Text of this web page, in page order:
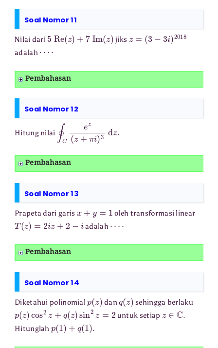
Soal Nomor 11
Nilai dari 5 Re ( z) + Im z jiks 3−3 2018
adalah
Pembahasan
Soal Nomor 12
Hitung nilai ∮C +π dz
Pembahasan
Soal Nomor 13
Prapeta dari garis +y oleh transformasi linear
T(z ) z+ − adalah
Pembahasan
Soal Nomor 14
Diketahui polinomial ( z) dan ( z) sehingga berlaku
( z) cos2 z + z )sin2z = untuk setiap C.
Hitunglah (1)+ q 1).